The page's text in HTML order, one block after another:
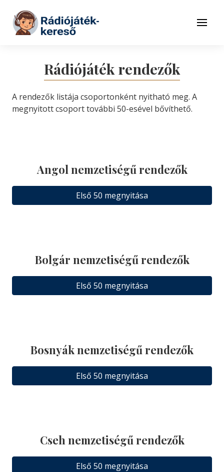
Tovább a tartalomhoz
Menü
Rádiójáték rendezők
A rendezők listája csoportonként nyitható meg. A
megnyitott csoport további 50-esével bővíthető.
Angol nemzetiségű rendezők
Első 50 megnyitása
Bolgár nemzetiségű rendezők
Első 50 megnyitása
Bosnyák nemzetiségű rendezők
Első 50 megnyitása
Cseh nemzetiségű rendezők
Első 50 megnyitása